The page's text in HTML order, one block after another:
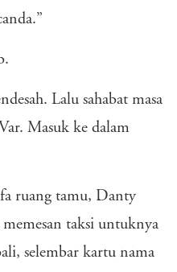
Lalu sahabat masa
Masuk ke dalam
ruang tamu, Danty
taksi untuknya
selembar kartu nama